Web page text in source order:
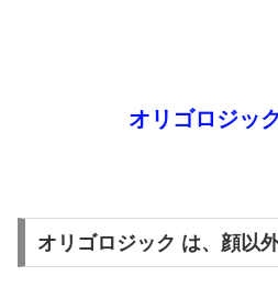
オリゴロジッ
オリゴロジック は、顔以